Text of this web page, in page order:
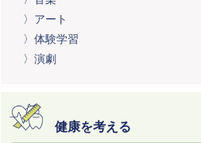
〉アート
〉体験学習
〉演劇
健康を考える